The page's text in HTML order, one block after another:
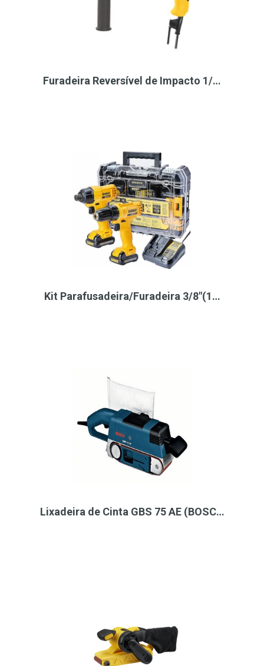
Furadeira Reversível de Impacto 1/…
Kit Parafusadeira/Furadeira 3/8"(1…
Lixadeira de Cinta GBS 75 AE (BOSC…